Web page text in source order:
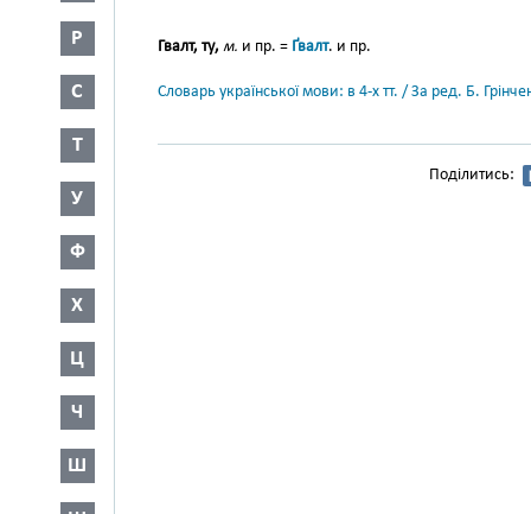
Р
С
Т
У
Ф
Х
Ц
Ч
Ш
Гвалт, ту, м. и пр. = Ґвалт. и пр.
Словарь української мови: в 4-х тт. / За ред. Б.
Поділитись: